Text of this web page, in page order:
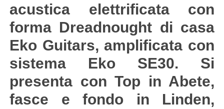
acustica elettrificata con
forma Dreadnought di casa
Eko Guitars, amplificata con
sistema Eko SE30. Si
presenta con Top in Abete,
fasce e fondo in Linden,